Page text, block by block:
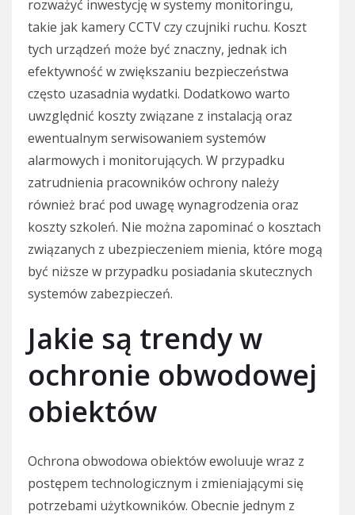
rozważyć inwestycję w systemy monitoringu,
takie jak kamery CCTV czy czujniki ruchu. Koszt
tych urządzeń może być znaczny, jednak ich
efektywność w zwiększaniu bezpieczeństwa
często uzasadnia wydatki. Dodatkowo warto
uwzględnić koszty związane z instalacją oraz
ewentualnym serwisowaniem systemów
alarmowych i monitorujących. W przypadku
zatrudnienia pracowników ochrony należy
również brać pod uwagę wynagrodzenia oraz
koszty szkoleń. Nie można zapominać o kosztach
związanych z ubezpieczeniem mienia, które mogą
być niższe w przypadku posiadania skutecznych
systemów zabezpieczeń.
Jakie są trendy w
ochronie obwodowej
obiektów
Ochrona obwodowa obiektów ewoluuje wraz z
postępem technologicznym i zmieniającymi się
potrzebami użytkowników. Obecnie jednym z